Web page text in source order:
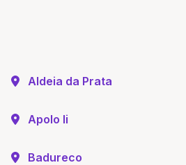
Aldeia da Prata
Apolo Ii
Badureco